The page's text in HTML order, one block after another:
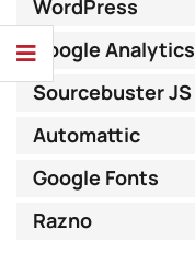
WordPress
Google Analytics
Sourcebuster JS
Automattic
Google Fonts
Razno